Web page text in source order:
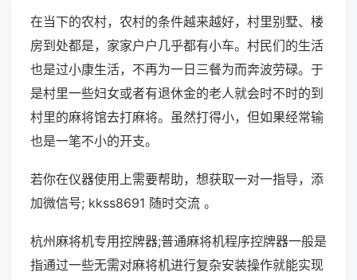
在当下的农村，农村的条件越来越好，村里别墅、楼
房到处都是，家家户户几乎都有小车。村民们的生活
也是过小康生活，不再为一日三餐为而奔波劳碌。于
是村里一些妇女或者有退休金的老人就会时不时的到
村里的麻将馆去打麻将。虽然打得小，但如果经常输
也是一笔不小的开支。
若你在仪器使用上需要帮助，想获取一对一指导，添
加微信号; kkss8691 随时交流 。
杭州麻将机专用控牌器;普通麻将机程序控牌器一般是
指通过一些无需对麻将机进行复杂安装操作就能实现